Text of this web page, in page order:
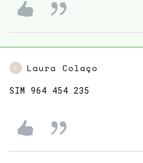
Laura Colaço
SIM 964 454 235